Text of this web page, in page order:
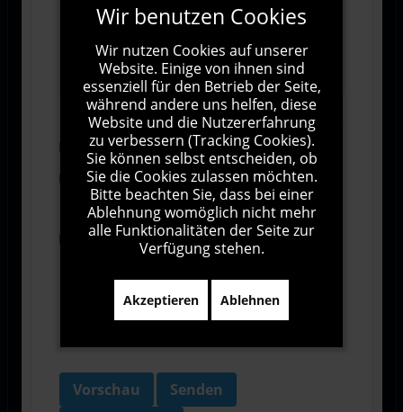
1000Zeichen übrig
Abonnieren
Ich stimme den Allgemeinen
Geschäftsbedingungen zu.
Ich bin damit einverstanden, dass diese Website
meine Daten über dieses Formular erhebt.
Vorschau
Senden
Wir benutzen Cookies
Wir nutzen Cookies auf unserer
Website. Einige von ihnen sind
essenziell für den Betrieb der Seite,
während andere uns helfen, diese
Website und die Nutzererfahrung
zu verbessern (Tracking Cookies).
Sie können selbst entscheiden, ob
Sie die Cookies zulassen möchten.
Bitte beachten Sie, dass bei einer
Ablehnung womöglich nicht mehr
alle Funktionalitäten der Seite zur
Verfügung stehen.
Akzeptieren Ablehnen